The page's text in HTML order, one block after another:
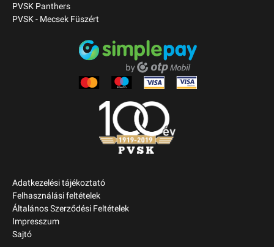
PVSK Panthers
PVSK - Mecsek Füszért
Adatkezelési tájékoztató
Felhasználási feltételek
Általános Szerződési Feltételek
Impresszum
Sajtó